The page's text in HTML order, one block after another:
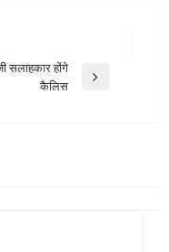
होंगे
कैलिस